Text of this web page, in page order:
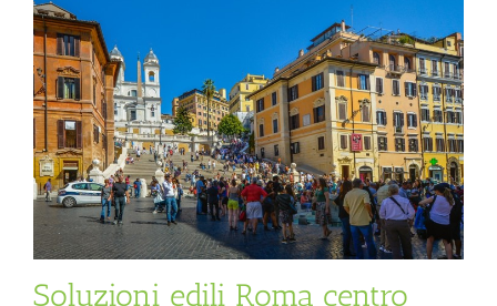
Soluzioni edili Roma centro